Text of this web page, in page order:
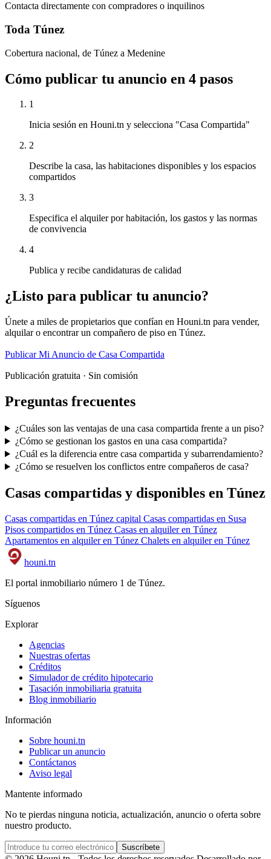
Contacta directamente con compradores o inquilinos
Toda Túnez
Cobertura nacional, de Túnez a Medenine
Cómo publicar tu anuncio en 4 pasos
1
Inicia sesión en Houni.tn y selecciona "Casa Compartida"
2
Describe la casa, las habitaciones disponibles y los espacios
compartidos
3
Especifica el alquiler por habitación, los gastos y las normas
de convivencia
4
Publica y recibe candidaturas de calidad
¿Listo para publicar tu anuncio?
Únete a miles de propietarios que confían en Houni.tn para vender,
alquilar o encontrar un compañero de piso en Túnez.
Publicar Mi Anuncio de Casa Compartida
Publicación gratuita · Sin comisión
Preguntas frecuentes
¿Cuáles son las ventajas de una casa compartida frente a un piso?
¿Cómo se gestionan los gastos en una casa compartida?
¿Cuál es la diferencia entre casa compartida y subarrendamiento?
¿Cómo se resuelven los conflictos entre compañeros de casa?
Casas compartidas y disponibles en Túnez
Casas compartidas en Túnez capital Casas compartidas en Susa
Pisos compartidos en Túnez Casas en alquiler en Túnez
Apartamentos en alquiler en Túnez Chalets en alquiler en Túnez
houni.tn
El portal inmobiliario número 1 de Túnez.
Síguenos
Explorar
Agencias
Nuestras ofertas
Créditos
Simulador de crédito hipotecario
Tasación inmobiliaria gratuita
Blog inmobiliario
Información
Sobre houni.tn
Publicar un anuncio
Contáctanos
Aviso legal
Mantente informado
No te pierdas ninguna noticia, actualización, anuncio o oferta sobre
nuestro producto.
Suscríbete